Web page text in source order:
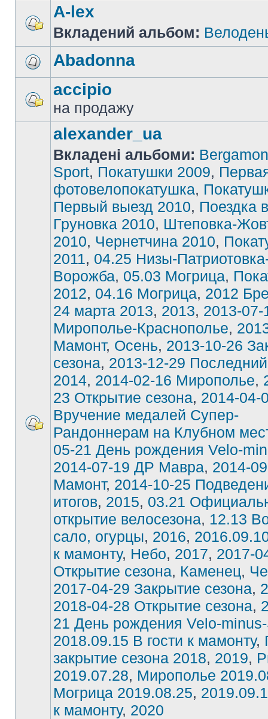
A-lex
Вкладений альбом:
Abadonna
accipio
на продажу
alexander_ua
Вкладені альбоми:
Sport, Покатушки 2009,
фотовелопокатушка,
Первый выезд 2010, Поездка
Груновка 2010, Штеповка-
2010, Чернетчина 2010,
2011, 04.25 Низы-
Ворожба, 05.03 Могрица,
2012, 04.16 Могрица, 2012
24 марта 2013, 2013, 2013-07-
Мирополье-Краснополье,
Мамонт, Осень, 2013-10-26
сезона, 2013-12-29
2014, 2014-02-16 Мирополье,
23 Открытие сезона, 2014-04-
Вручение медалей Супер-
Рандоннерам на Клубном
05-21 День рождения Velo-
2014-07-19 ДР Мавра, 2014-
Мамонт, 2014-10-25
итогов, 2015, 03.21
открытие велосезона, 12.13
сало, огурцы, 2016,
к мамонту, Небо, 2017, 2017-
Открытие сезона, Каменец,
2017-04-29 Закрытие сезона,
2018-04-28 Открытие сезона,
21 День рождения Velo-
2018.09.15 В гости к мамонту,
закрытие сезона 2018, 2019,
2019.07.28, Мирополье
Могрица 2019.08.25,
к мамонту, 2020